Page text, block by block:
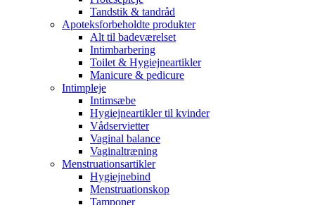
Tandstik & tandråd
Apoteksforbeholdte produkter
Alt til badeværelset
Intimbarbering
Toilet & Hygiejneartikler
Manicure & pedicure
Intimpleje
Intimsæbe
Hygiejneartikler til kvinder
Vådservietter
Vaginal balance
Vaginaltræning
Menstruationsartikler
Hygiejnebind
Menstruationskop
Tamponer